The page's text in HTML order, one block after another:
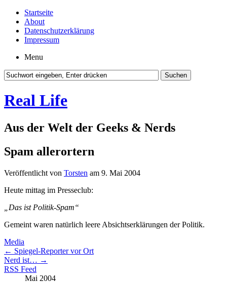
Startseite
About
Datenschutzerklärung
Impressum
Menu
Real Life
Aus der Welt der Geeks & Nerds
Spam allerortern
Veröffentlicht von Torsten am 9. Mai 2004
Heute mittag im Presseclub:
„Das ist Politik-Spam“
Gemeint waren natürlich leere Absichtserklärungen der Politik.
Media
← Spiegel-Reporter vor Ort
Nerd ist… →
RSS Feed
Mai 2004